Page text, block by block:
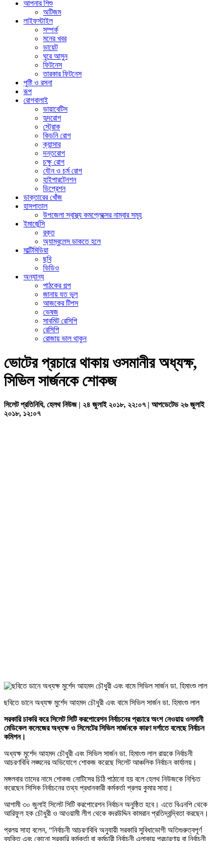
আপনার শিশু
অটিজম
লাইফস্টাইল
সম্পর্ক
মনের খবর
ডায়েট
ঘুরে আসুন
ফিটনেস
তারকার ফিটনেস
পুষ্টি ও রসনা
রূপ
রোগবালাই
ডায়াবেটিস
হৃদরোগ
স্ট্রোক
কিডনি রোগ
ক্যান্সার
দন্তরোগ
চক্ষু রোগ
যৌন ও চর্ম রোগ
হাইপারটেনশন
ডিপ্রেশন
ডাক্তারের খোঁজ
হাসপাতাল
উপজেলা স্বাস্থ্য কমপ্লেক্সের নাম্বার সমূহ
ইমার্জেন্সি
রক্ত
অ্যাম্বুলেন্স ডাকতে হলে
মাল্টিমিডিয়া
ছবি
ভিডিও
অন্যান্য
পাঠকের গল্প
জানায় যত ভুল
আজকের টিপস
ভেষজ
সাবমিট রেসিপি
রেসিপি
রোজায় ভাল থাকুন
ভোটের প্রচারে থাকায় ওসমানীর অধ্যক্ষ,
সিভিল সার্জনকে শোকজ
সিলেট প্রতিনিধি, হেলথ নিউজ | ২৪ জুলাই ২০১৮, ২২:০৭ | আপডেটেড ২৬ জুলাই
২০১৮, ১২:০৭
ছবিতে ডানে অধ্যক্ষ মুর্শেদ আহমদ চৌধুরী এবং বামে সিভিল সার্জন ডা. হিমাংশু লাল
সরকারি চাকরি করে সিলেট সিটি করপোরেশন নির্বাচনের প্রচারে অংশ নেওয়ায় ওসমানী
মেডিকেল কলেজের অধ্যক্ষ ও সিলেটের সিভিল সার্জনকে কারণ দর্শাতে বলেছে নির্বাচন
কমিশন।
অধ্যক্ষ মুর্শেদ আহমদ চৌধুরী এবং সিভিল সার্জন ডা. হিমাংশু লাল রায়কে নির্বাচনী
আচরণবিধি লঙ্ঘনের অভিযোগে শোকজ করেছে সিলেট আঞ্চলিক নির্বাচন কার্যালয়।
মঙ্গলবার তাদের নামে শোকজ নোটিসের চিঠি পাঠানো হয় বলে হেলথ নিউজকে নিশ্চিত
করেছেন সিসিক নির্বাচনের তথ্য প্রধানকারী কর্মকর্তা প্রলয় কুমার সাহা।
আগামী ৩০ জুলাই সিলেট সিটি করপোরেশন নির্বাচন অনুষ্ঠিত হবে। এতে বিএনপি থেকে
আরিফুল হক চৌধুরী ও আওয়ামী লীগ থেকে বদরউদ্দিন কামরান প্রতিদ্বন্দ্বিতা করছেন।
প্রলয় সাহা বলেন, “নির্বাচনী আচরণবিধি অনুযায়ী সরকারি সুবিধাভোগী অতিগুরুত্বপূর্ণ
ব্যক্তি এবং কোনো সরকারি কর্মকর্তা বা কর্মচারী নির্বাচনী এলাকায় প্রচারণায় বা নির্বাচনী